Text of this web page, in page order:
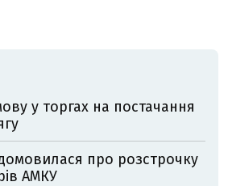
у торгах на постачання
про розстрочку
АМКУ